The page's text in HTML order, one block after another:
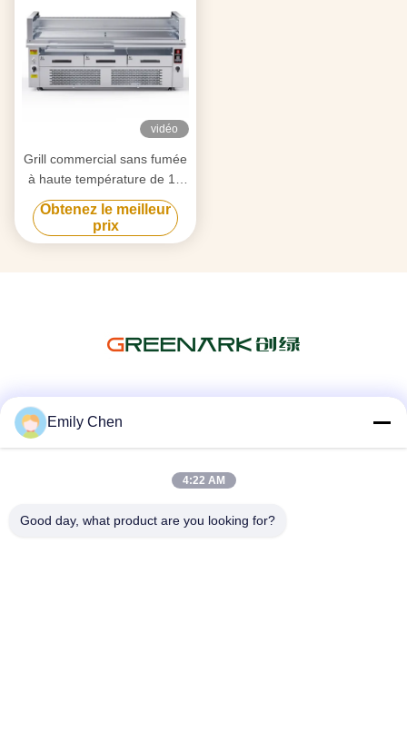
vidéo
Grill commercial sans fumée
à haute température de 15
kW
Obtenez le meilleur
prix
Emily Chen
4:22 AM
Good day, what product are you looking for?